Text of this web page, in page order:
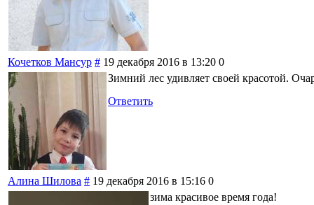
Кочетков Мансур # 19 декабря 2016 в 13:20 0
Зимний лес удивляет своей красотой.
Ответить
Алина Шилова # 19 декабря 2016 в 15:16 0
зима красивое время года!